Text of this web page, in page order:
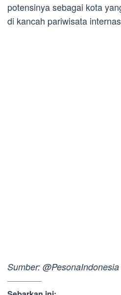
potensinya sebagai kota
di kancah pariwisata
Sumber: @PesonaIndonesia